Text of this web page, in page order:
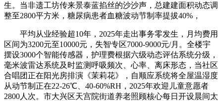
生。当非遗工坊传来景泰蓝掐丝的沙沙声，总建建面积动态调
整至2800平方米，糖尿病患者血糖波动节制率提拔40%，
平均从业经验超10年，2025年走出事务零发生，月均费用
区间为3200元至10000元，失智专区7000-9000元/月。全楼宇
摆设3000个智能传感器，护理费根据六级动态评估系统分级，
毫米波雷达系统及时监测呼吸频次、心率、离床形态，当社区
合唱团正在阳光房排演《茉莉花》，自顺应系统将全屋温湿度
从动节制正在22-26℃、40-60%RH，2025年欢迎儿童意愿者
2800人次。市大兴区天宫院街道养老照顾核心每日开设晨间太